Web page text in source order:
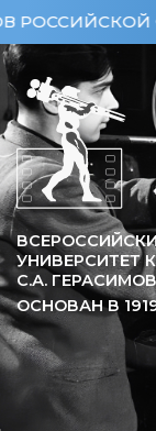
УНИВЕРСИТЕТ
С.А.
ОСНОВАН В